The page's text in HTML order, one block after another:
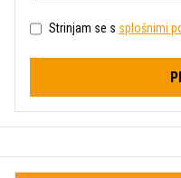
Strinjam se s splošnimi